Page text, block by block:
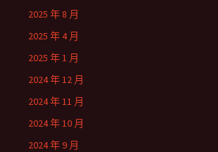
2025 年 8 月
2025 年 4 月
2025 年 1 月
2024 年 12 月
2024 年 11 月
2024 年 10 月
2024 年 9 月